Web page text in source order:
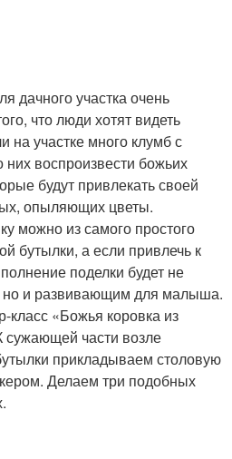
Бутылки для детей
дачного участка очень
что люди хотят видеть
на участке много клумб с
воспроизвести божьих
будут привлекать своей
опыляющих цветы.
можно из самого простого
бутылки, а если привлечь к
поделки будет не
и развивающим для малыша.
класс «Божья коровка из
сужающей части возле
прикладываем столовую
Делаем три подобных